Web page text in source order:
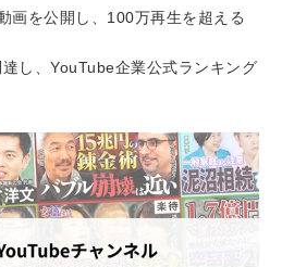
画を公開し、100万再生を超える
し、YouTube企業公式ランキング